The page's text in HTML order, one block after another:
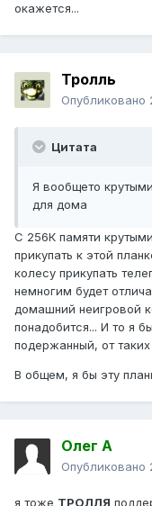
окажется...
Тролль
Опубликовано
Цитата
Я вообщето
для дома
С 256К памяти
прикупать к этой
колесу прикупать
немногим будет
домашний неигровой
понадобится... И то я
подержанный, от
В общем, я бы эту
Олег А
Опубликовано
я тоже ТРОЛЛЯ